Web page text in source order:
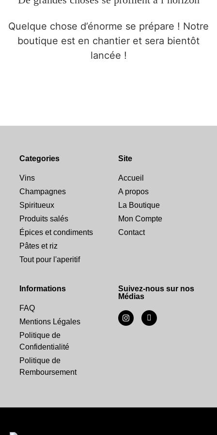
Quelque chose d’énorme se prépare ! Notre
boutique est en chantier et sera bientôt
lancée !
Categories
Vins
Champagnes
Spiritueux
Produits salés
Épices et condiments
Pâtes et riz
Tout pour l'aperitif
Site
Accueil
A propos
La Boutique
Mon Compte
Contact
Informations
FAQ
Mentions Légales
Politique de
Confidentialité
Politique de
Remboursement
Suivez-nous sur nos
Médias